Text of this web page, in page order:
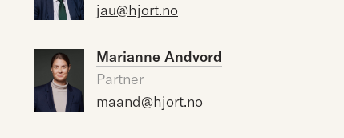
jau@hjort.no
Marianne Andvord
Partner
maand@hjort.no